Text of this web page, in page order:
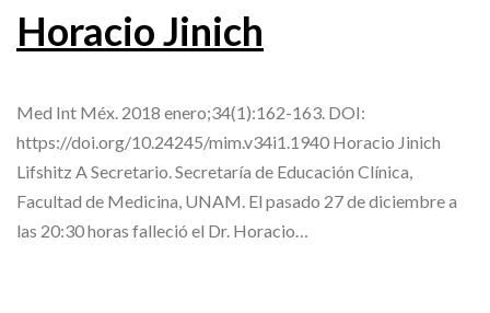
Horacio Jinich
Med Int Méx. 2018 enero;34(1):162-163. DOI:
https://doi.org/10.24245/mim.v34i1.1940 Horacio Jinich
Lifshitz A Secretario. Secretaría de Educación Clínica,
Facultad de Medicina, UNAM. El pasado 27 de diciembre a
las 20:30 horas falleció el Dr. Horacio…